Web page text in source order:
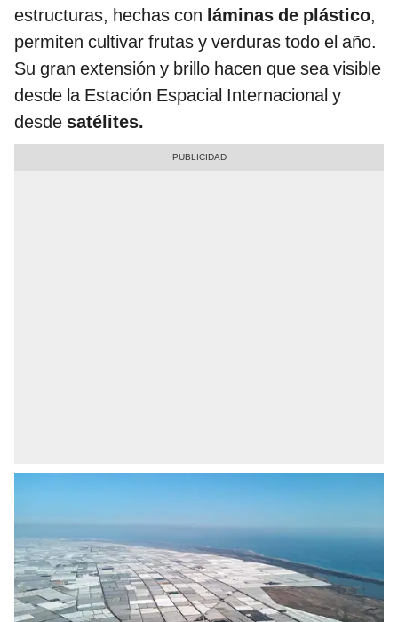
estructuras, hechas con láminas de plástico,
permiten cultivar frutas y verduras todo el año.
Su gran extensión y brillo hacen que sea visible
desde la Estación Espacial Internacional y
desde satélites.